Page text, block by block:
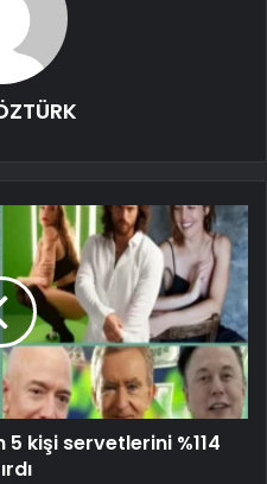
kişi servetlerini %114